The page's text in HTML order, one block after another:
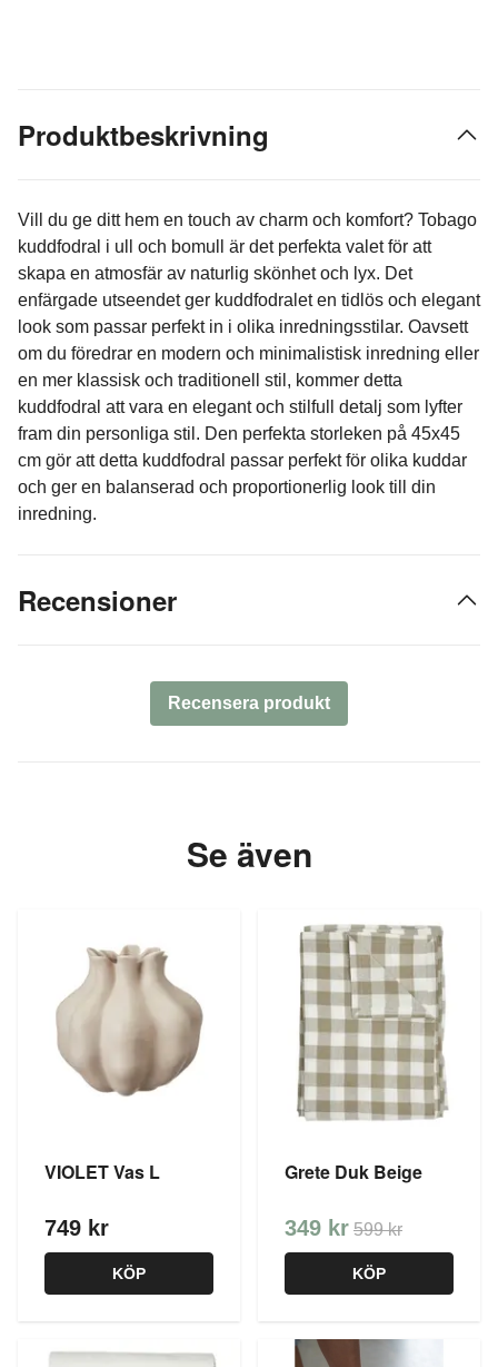
Produktbeskrivning
Vill du ge ditt hem en touch av charm och komfort? Tobago
kuddfodral i ull och bomull är det perfekta valet för att
skapa en atmosfär av naturlig skönhet och lyx. Det
enfärgade utseendet ger kuddfodralet en tidlös och elegant
look som passar perfekt in i olika inredningsstilar. Oavsett
om du föredrar en modern och minimalistisk inredning eller
en mer klassisk och traditionell stil, kommer detta
kuddfodral att vara en elegant och stilfull detalj som lyfter
fram din personliga stil. Den perfekta storleken på 45x45
cm gör att detta kuddfodral passar perfekt för olika kuddar
och ger en balanserad och proportionerlig look till din
inredning.
Recensioner
Recensera produkt
Se även
VIOLET Vas L
749 kr
KÖP
Grete Duk Beige
349 kr 599 kr
KÖP